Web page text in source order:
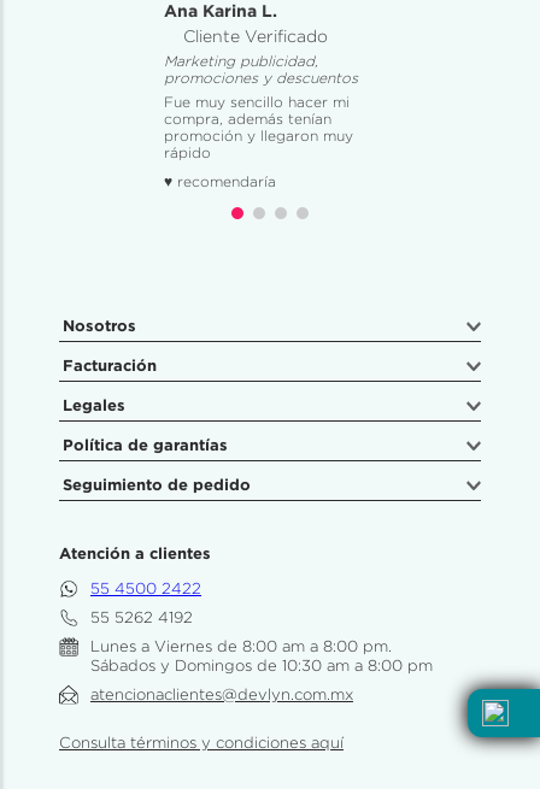
Ana Karina L.
Cliente Verificado
Marketing publicidad,
promociones y descuentos
Fue muy sencillo hacer mi
compra, además tenían
promoción y llegaron muy
rápido
♥ recomendaría
Nosotros
Facturación
Legales
Política de garantías
Seguimiento de pedido
Atención a clientes
55 4500 2422
55 5262 4192
Lunes a Viernes de 8:00 am a 8:00 pm.
Sábados y Domingos de 10:30 am a 8:00 pm
atencionaclientes@devlyn.com.mx
Consulta términos y condiciones aquí